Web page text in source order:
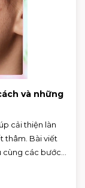
và những
cải thiện làn
thâm. Bài viết
cùng các bước